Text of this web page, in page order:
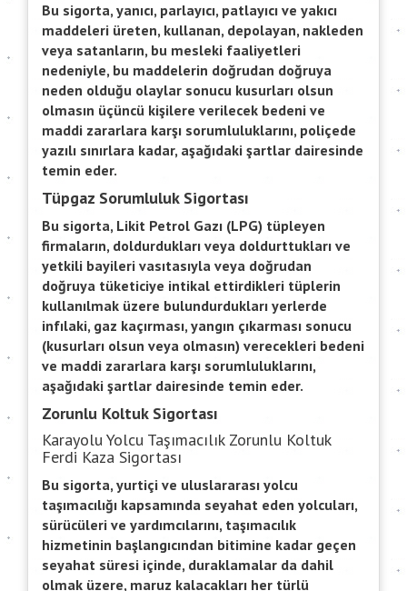
Bu sigorta, yanıcı, parlayıcı, patlayıcı ve yakıcı
maddeleri üreten, kullanan, depolayan, nakleden
veya satanların, bu mesleki faaliyetleri
nedeniyle, bu maddelerin doğrudan doğruya
neden olduğu olaylar sonucu kusurları olsun
olmasın üçüncü kişilere verilecek bedeni ve
maddi zararlara karşı sorumluluklarını, poliçede
yazılı sınırlara kadar, aşağıdaki şartlar dairesinde
temin eder.
Tüpgaz Sorumluluk Sigortası
Bu sigorta, Likit Petrol Gazı (LPG) tüpleyen
firmaların, doldurdukları veya doldurttukları ve
yetkili bayileri vasıtasıyla veya doğrudan
doğruya tüketiciye intikal ettirdikleri tüplerin
kullanılmak üzere bulundurdukları yerlerde
infılaki, gaz kaçırması, yangın çıkarması sonucu
(kusurları olsun veya olmasın) verecekleri bedeni
ve maddi zararlara karşı sorumluluklarını,
aşağıdaki şartlar dairesinde temin eder.
Zorunlu Koltuk Sigortası
Karayolu Yolcu Taşımacılık Zorunlu Koltuk
Ferdi Kaza Sigortası
Bu sigorta, yurtiçi ve uluslararası yolcu
taşımacılığı kapsamında seyahat eden yolcuları,
sürücüleri ve yardımcılarını, taşımacılık
hizmetinin başlangıcından bitimine kadar geçen
seyahat süresi içinde, duraklamalar da dahil
olmak üzere, maruz kalacakları her türlü